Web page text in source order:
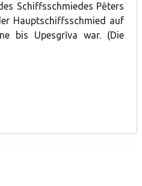
Schiffsschmiedes Pēters
Hauptschiffsschmied auf
bis Upesgrīva war. (Die